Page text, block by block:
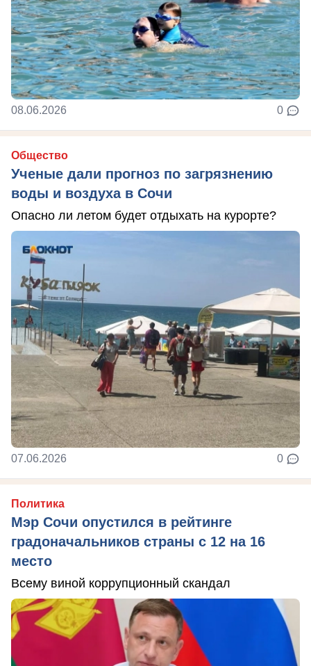
08.06.2026 0
Общество
Ученые дали прогноз по загрязнению
воды и воздуха в Сочи
Опасно ли летом будет отдыхать на курорте?
07.06.2026 0
Политика
Мэр Сочи опустился в рейтинге
градоначальников страны с 12 на 16
место
Всему виной коррупционный скандал